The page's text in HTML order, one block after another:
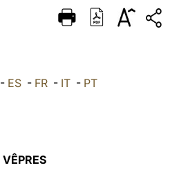
DEUTSCH
العربيّة - ES - FR - IT - PT
VÊPRES